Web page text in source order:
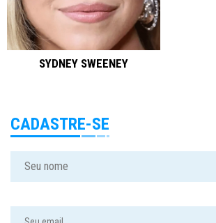
SYDNEY SWEENEY
CADASTRE-SE